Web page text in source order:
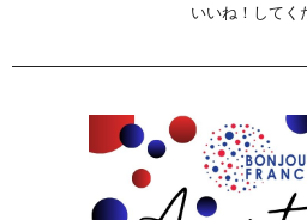
いいね！してく